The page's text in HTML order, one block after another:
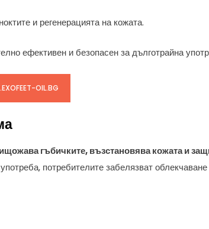
и регенерацията на кожата.
ефективен и безопасен за дълготрайна
OIL.BG
гъбичките, възстановява кожата и
потребителите забелязват